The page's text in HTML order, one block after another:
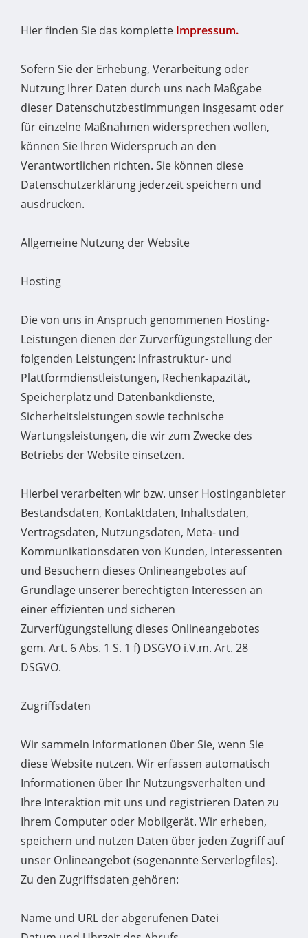
Hier finden Sie das komplette Impressum.
Sofern Sie der Erhebung, Verarbeitung oder
Nutzung Ihrer Daten durch uns nach Maßgabe
dieser Datenschutzbestimmungen insgesamt oder
für einzelne Maßnahmen widersprechen wollen,
können Sie Ihren Widerspruch an den
Verantwortlichen richten. Sie können diese
Datenschutzerklärung jederzeit speichern und
ausdrucken.
Allgemeine Nutzung der Website
Hosting
Die von uns in Anspruch genommenen Hosting-
Leistungen dienen der Zurverfügungstellung der
folgenden Leistungen: Infrastruktur- und
Plattformdienstleistungen, Rechenkapazität,
Speicherplatz und Datenbankdienste,
Sicherheitsleistungen sowie technische
Wartungsleistungen, die wir zum Zwecke des
Betriebs der Website einsetzen.
Hierbei verarbeiten wir bzw. unser Hostinganbieter
Bestandsdaten, Kontaktdaten, Inhaltsdaten,
Vertragsdaten, Nutzungsdaten, Meta- und
Kommunikationsdaten von Kunden, Interessenten
und Besuchern dieses Onlineangebotes auf
Grundlage unserer berechtigten Interessen an
einer effizienten und sicheren
Zurverfügungstellung dieses Onlineangebotes
gem. Art. 6 Abs. 1 S. 1 f) DSGVO i.V.m. Art. 28
DSGVO.
Zugriffsdaten
Wir sammeln Informationen über Sie, wenn Sie
diese Website nutzen. Wir erfassen automatisch
Informationen über Ihr Nutzungsverhalten und
Ihre Interaktion mit uns und registrieren Daten zu
Ihrem Computer oder Mobilgerät. Wir erheben,
speichern und nutzen Daten über jeden Zugriff auf
unser Onlineangebot (sogenannte Serverlogfiles).
Zu den Zugriffsdaten gehören:
Name und URL der abgerufenen Datei